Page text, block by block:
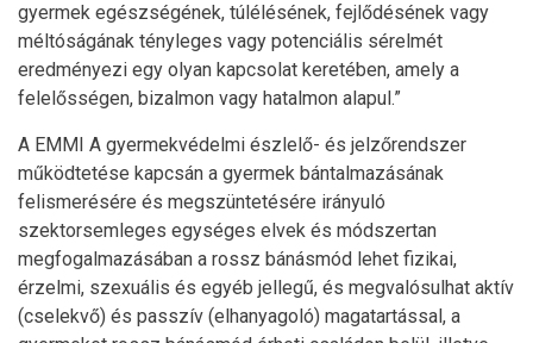
gyermek egészségének, túlélésének, fejlődésének vagy
méltóságának tényleges vagy potenciális sérelmét
eredményezi egy olyan kapcsolat keretében, amely a
felelősségen, bizalmon vagy hatalmon alapul.”
A EMMI A gyermekvédelmi észlelő- és jelzőrendszer
működtetése kapcsán a gyermek bántalmazásának
felismerésére és megszüntetésére irányuló
szektorsemleges egységes elvek és módszertan
megfogalmazásában a rossz bánásmód lehet fizikai,
érzelmi, szexuális és egyéb jellegű, és megvalósulhat aktív
(cselekvő) és passzív (elhanyagoló) magatartással, a